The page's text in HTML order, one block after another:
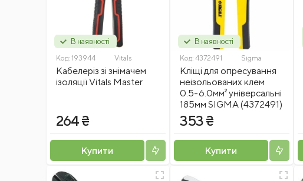
В наявності
Код: 193944 Vitals
Кабелеріз зі знімачем
ізоляції Vitals Master
264 ₴
Купити
В наявності
Код: 4372491 Sigma
Кліщі для опресування
неізольованих клем
0.5-6.0мм² універсальні
185мм SIGMA (4372491)
353 ₴
Купити